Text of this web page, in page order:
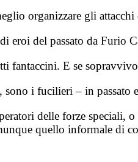
organizzare gli
eroi del passato da
fantaccini. E se
i fucilieri – in passato
delle forze speciali,
quello informale di